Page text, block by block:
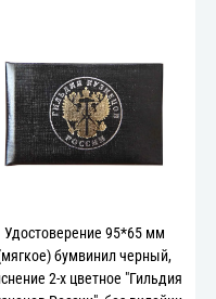
Удостоверение 95*65 мм
бумвинил черный,
2-х цветное "Гильдия